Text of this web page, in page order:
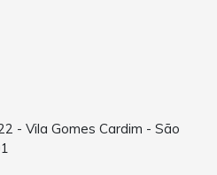
- Vila Gomes Cardim - São